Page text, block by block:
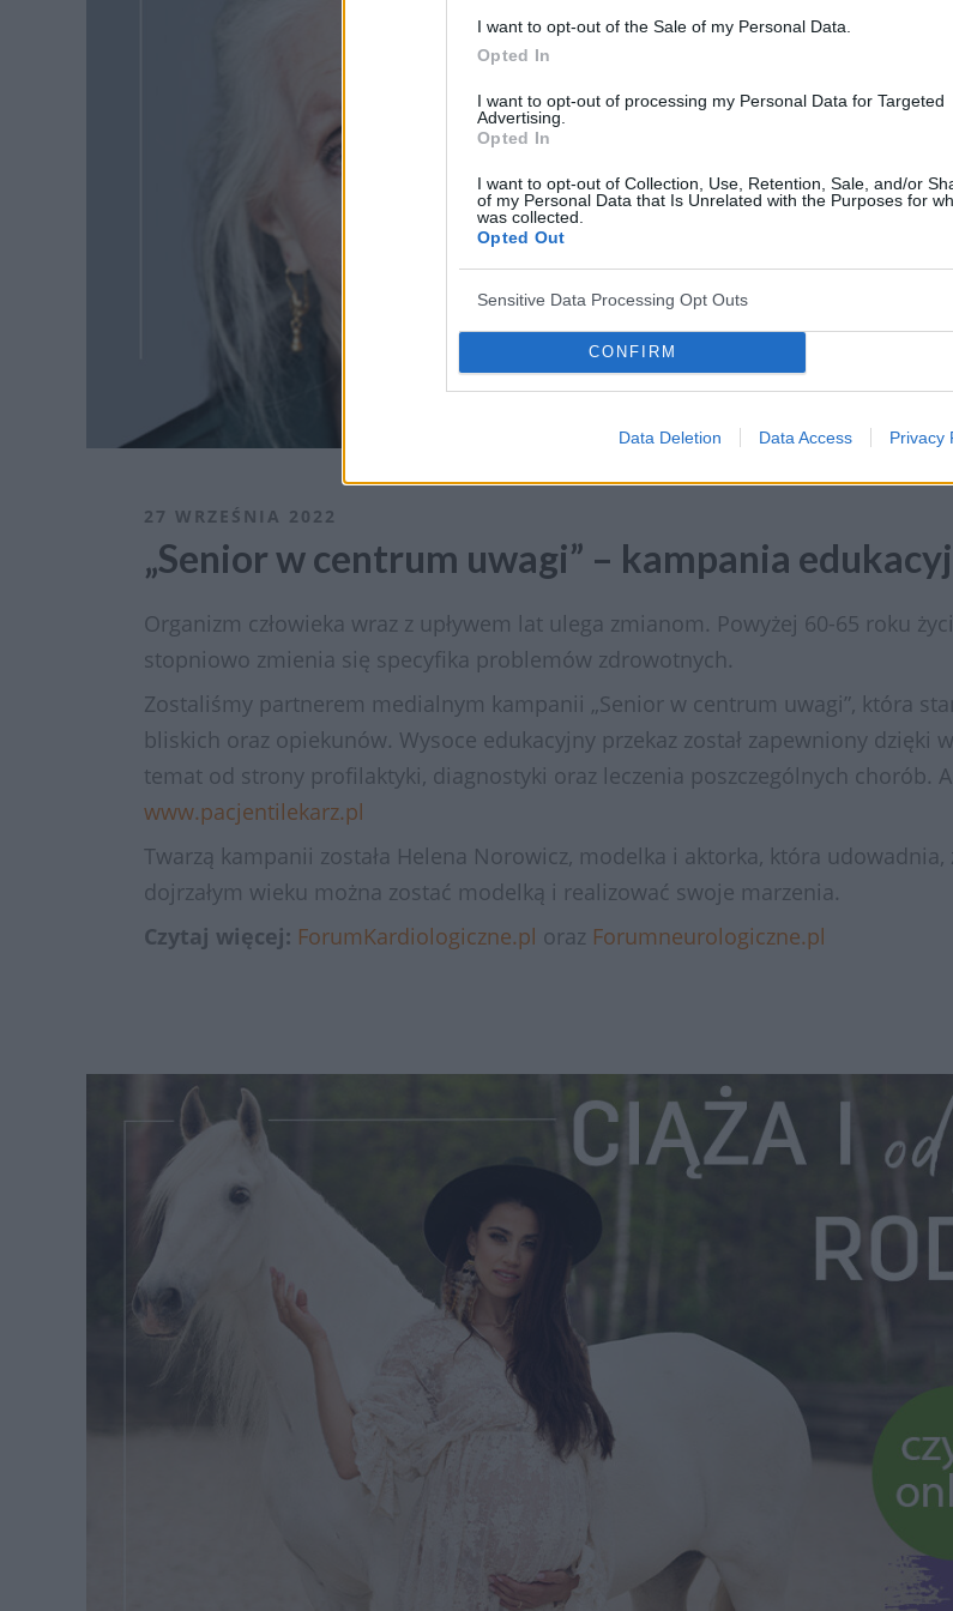
I want to opt-out of the Sale of my Personal Data.
Opted In
I want to opt-out of processing my Personal Data for Targeted
Advertising.
Opted In
I want to opt-out of Collection, Use, Retention, Sale, and/or
of my Personal Data that Is Unrelated with the Purposes for
was collected.
Opted Out
Sensitive Data Processing Opt Outs
CONFIRM
Data Deletion Data Access Privacy
27 WRZEŚNIA 2022
„Senior w centrum uwagi” – kampania
Organizm człowieka wraz z upływem lat ulega zmianom. Powyżej 60-65 roku
stopniowo zmienia się specyfika problemów zdrowotnych.
Zostaliśmy partnerem medialnym kampanii „Senior w centrum uwagi”, która
bliskich oraz opiekunów. Wysoce edukacyjny przekaz został zapewniony
temat od strony profilaktyki, diagnostyki oraz leczenia poszczególnych chorób.
www.pacjentilekarz.pl
Twarzą kampanii została Helena Norowicz, modelka i aktorka, która udowadnia,
dojrzałym wieku można zostać modelką i realizować swoje marzenia.
Czytaj więcej: ForumKardiologiczne.pl oraz Forumneurologiczne.pl